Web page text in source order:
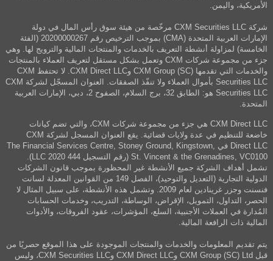
الأمريكية، واليمن.
شركة CXM Securities LLC مرخّصة من هيئة سوق رأس المال في دولة
الإمارات العربية المتحدة (CMA) بموجب الترخيص رقم 20200000267 (الفئة
الخامسة) لمزاولة أنشطة التعريف بالخدمات والمنتجات المالية والترويج لها. وهي
جزء من مجموعة شركات CXM وتعمل بشكل مستقل لتعريف العملاء بالمنتجات
والخدمات التي تقدمها CXM Group (SC) وCXM Direct LLC. لا تحتفظ CXM
Securities LLC بأموال العملاء ولا تنفّذ الصفقات. العنوان المسجّل لشركة CXM
Securities LLC هو: الطابق 32، برج السلام، الصفوح 2، دبي، الإمارات العربية
المتحدة.
CXM Direct LLC هي جزء من مجموعة شركات CXM، والتي تضم كيانات
خاضعة للتنظيم في عدة ولايات قضائية. يقع العنوان المسجل لشركة CXM
Direct LLC في The Financial Services Centre, Stoney Ground, Kingstown,
St. Vincent & the Grenadines, VC0100 (رقم التسجيل 444 LLC 2020).
تشمل أهداف الشركة جميع الأنشطة غير المحظورة بموجب قانون الشركات
الدولية التجارية (التعديل والتوحيد)، الفصل 149 من القوانين المعدلة لسانت
فنسنت وجزر غرينادين لعام 2009. وتشمل هذه الأنشطة، على سبيل المثال لا
الحصر، التداول، التمويل، الإقراض، الوساطة، التدريب، وخدمات الحسابات
المُدارة في العملات الأجنبية، السلع، المؤشرات، عقود الفروقات، والأدوات
المالية ذات الرافعة المالية.
يتم تقديم المعلومات والخدمات والمنتجات الموجودة على هذا الموقع حصريًا من
قبل CXM Group (SC) Ltd وCXM Direct LLC وCXM Securities LLC، وليس